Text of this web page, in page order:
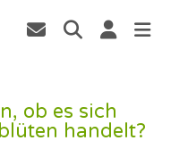
ob es sich
handelt?